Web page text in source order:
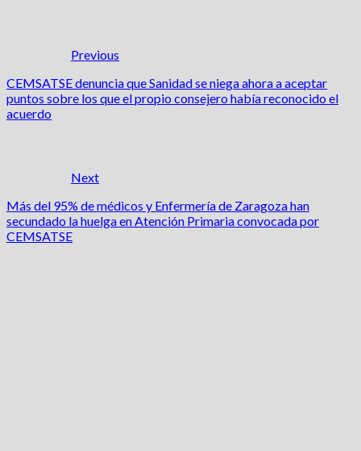
Previous
CEMSATSE denuncia que Sanidad se niega ahora a aceptar
puntos sobre los que el propio consejero había reconocido el
acuerdo
Next
Más del 95% de médicos y Enfermería de Zaragoza han
secundado la huelga en Atención Primaria convocada por
CEMSATSE